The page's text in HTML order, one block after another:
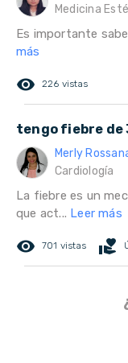
Medicina
Es importante
más
remove_red_eye 226 vistas
tengo fiebre de
Merly
Cardiología
La fiebre es un
que act... Leer más
remove_red_eye 701 vistas volunteer_activism